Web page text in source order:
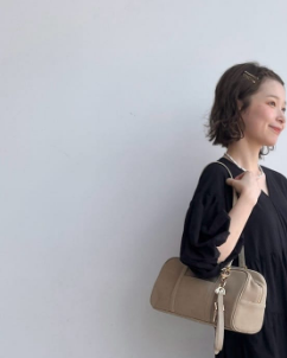
STORE BRAND・LABELから探す